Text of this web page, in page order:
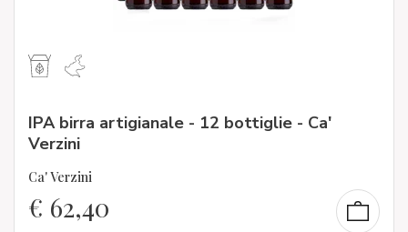
IPA birra artigianale - 12 bottiglie - Ca'
Verzini
Ca' Verzini
€ 62,40